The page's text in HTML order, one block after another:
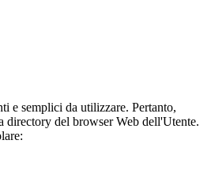
e semplici da utilizzare. Pertanto,
del browser Web dell'Utente.